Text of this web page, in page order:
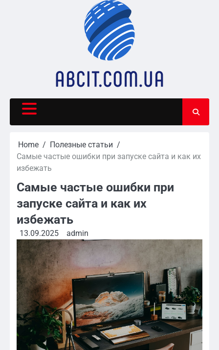
Home
Полезные статьи
Самые частые ошибки при запуске сайта и как их
избежать
Самые частые ошибки при
запуске сайта и как их
избежать
13.09.2025 admin